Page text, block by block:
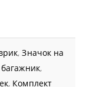
,Значок на
,
, Комплект